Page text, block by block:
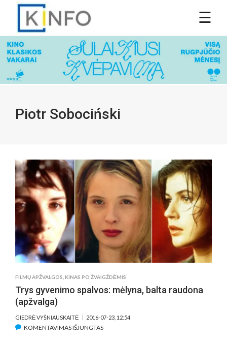
Piotr Sobociński
FILMŲ APŽVALGOS KINAS PO ŽVAIGŽDĖMIS
Trys gyvenimo spalvos: mėlyna, balta raudona
(apžvalga)
GIEDRĖ VYŠNIAUSKAITĖ 2016-07-23, 12:54
KOMENTAVIMAS IŠJUNGTASĮRAŠE